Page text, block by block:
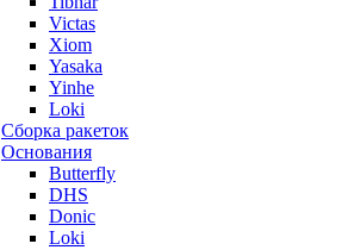
Victas
Xiom
Yasaka
Yinhe
Loki
Сборка ракеток
Основания
Butterfly
DHS
Donic
Loki